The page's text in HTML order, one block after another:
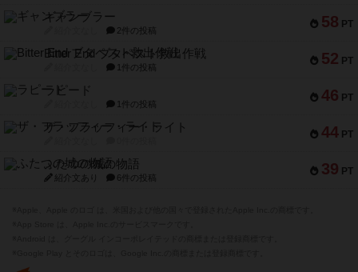
58 PT
ギャンブラー
2件の投稿
52 PT
Bitter End ブタペスト救出作戦
1件の投稿
46 PT
ラピード
1件の投稿
44 PT
ザ・フラッフィー・ライト
39 PT
ふたつの城の物語
紹介文あり 6件の投稿